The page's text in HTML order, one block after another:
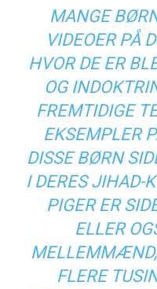
MANGE
VIDEOER PÅ
HVOR DE ER
OG
FREMTIDIGE
EKSEMPLER
DISSE BØRN
I DERES JIHAD-
PIGER ER
ELLER
MELLEMMÆND,
FLERE